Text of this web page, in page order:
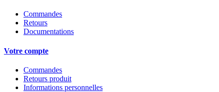
Commandes
Retours
Documentations
Votre compte
Commandes
Retours produit
Informations personnelles